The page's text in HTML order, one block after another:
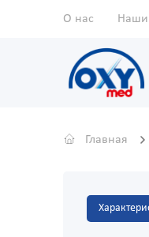
О нас Наши
Главная